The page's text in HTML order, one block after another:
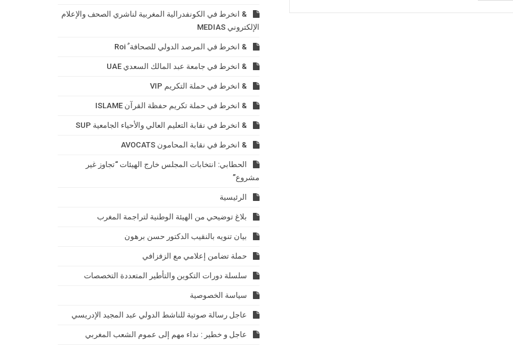
& انخرط في الكونفدرالية المغربية لناشري الصحف والإعلام
الإلكتروني MEDIAS
& انخرط في المرصد الدولي للصحافة ٌ Roi
& انخرط في جامعة عبد المالك السعدي UAE
& انخرط في حملة التكريم VIP
& انخرط في حملة تكريم حفظة القرآن ISLAME
& انخرط في نقابة التعليم العالي والأحياء الجامعية SUP
& انخرط في نقابة المحامون AVOCATS
الحطابي: انتخابات المجلس خارج الهيئات “تجاوز غير
مشروع”
الرئيسية
بلاغ توضيحي من الهيئة الوطنية لتراجمة المغرب
بيان تنويه بالنقيب الدكتور حسن برهون
حملة تضامن إعلامي مع الزفزافي
سلسلة دورات التكوين والتأطير المتعددة التخصصات
سياسة الخصوصية
عاجل رسالة صوتية للناشط الدولي عبد المجيد الإدريسي
عاجل و خطير : نداء مهم إلى عموم الشعب المغربي